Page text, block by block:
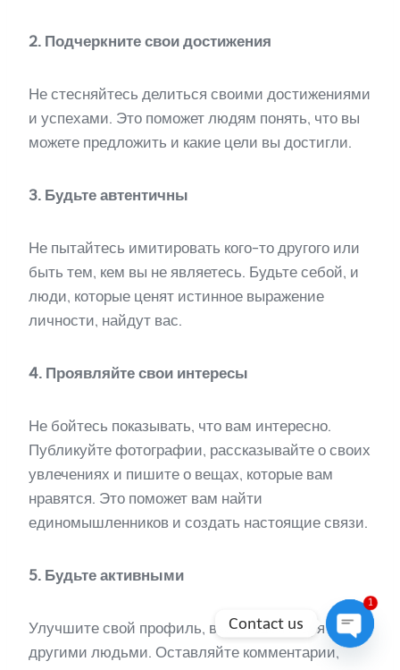
2. Подчеркните свои достижения
Не стесняйтесь делиться своими достижениями
и успехами. Это поможет людям понять, что вы
можете предложить и какие цели вы достигли.
3. Будьте автентичны
Не пытайтесь имитировать кого-то другого или
быть тем, кем вы не являетесь. Будьте себой, и
люди, которые ценят истинное выражение
личности, найдут вас.
4. Проявляйте свои интересы
Не бойтесь показывать, что вам интересно.
Публикуйте фотографии, рассказывайте о своих
увлечениях и пишите о вещах, которые вам
нравятся. Это поможет вам найти
единомышленников и создать настоящие связи.
5. Будьте активными
Улучшите свой профиль, взаимодействуя с
другими людьми. Оставляйте комментарии,
Contact us
1